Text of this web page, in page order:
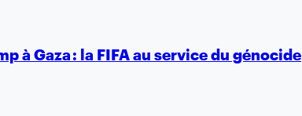
à Gaza : la FIFA au service du génocide